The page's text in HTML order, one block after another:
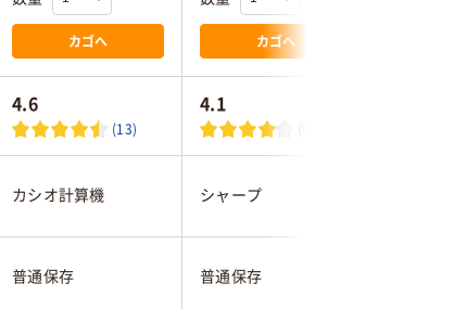
カゴへ カゴへ
4.6
(13)
4.1
(9)
カシオ計算機 シャープ
普通保存 普通保存